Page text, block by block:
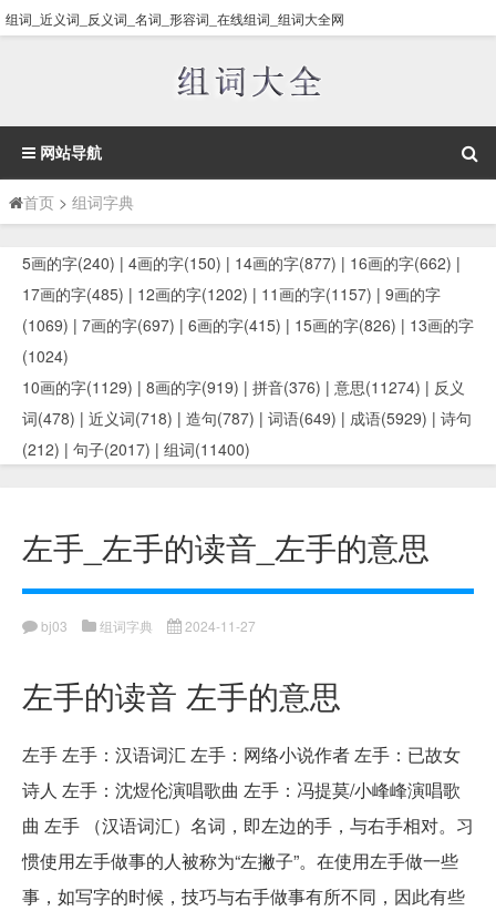
组词_近义词_反义词_名词_形容词_在线组词_组词大全网
网站导航
首页 > 组词字典
5画的字(240) | 4画的字(150) | 14画的字(877) | 16画的字(662) |
17画的字(485) | 12画的字(1202) | 11画的字(1157) | 9画的字
(1069) | 7画的字(697) | 6画的字(415) | 15画的字(826) | 13画的字
(1024)
10画的字(1129) | 8画的字(919) | 拼音(376) | 意思(11274) | 反义
词(478) | 近义词(718) | 造句(787) | 词语(649) | 成语(5929) | 诗句
(212) | 句子(2017) | 组词(11400)
左手_左手的读音_左手的意思
bj03 组词字典 2024-11-27
左手的读音 左手的意思
左手 左手：汉语词汇 左手：网络小说作者 左手：已故女
诗人 左手：沈煜伦演唱歌曲 左手：冯提莫/小峰峰演唱歌
曲 左手 （汉语词汇）名词，即左边的手，与右手相对。习
惯使用左手做事的人被称为“左撇子”。在使用左手做一些
事，如写字的时候，技巧与右手做事有所不同，因此有些